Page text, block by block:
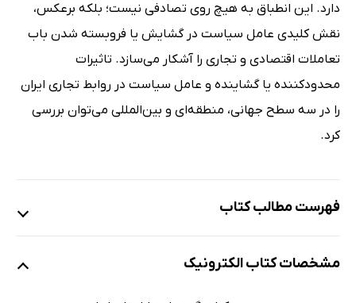
دارد. این انطباق به هیچ روی تصادفی نیست؛ بلکه برعکس،
نقش کلیدی عامل سیاست در گشایش یا فروبسته شدن باب
تعاملات اقتصادی و تجاری را آشکار می‌سازد. تاثیرات
محدودکننده یا گشاینده و عامل سیاست در روابط تجاری ایران
را در سه سطح جهانی، منطقه‌ای و بین‌المللی می‌توان بررسی
کرد.
فهرست مطالب کتاب
فصل نخست: شناسایی بازار و اولویت‌بندی کشوری - کالایی
مشخصات کتاب الکترونیک